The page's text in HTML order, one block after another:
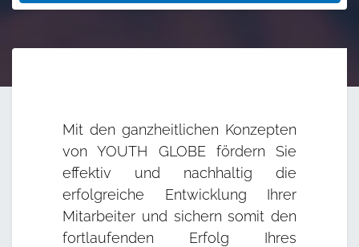
Mit den ganzheitlichen Konzepten
von YOUTH GLOBE fördern Sie
effektiv und nachhaltig die
erfolgreiche Entwicklung Ihrer
Mitarbeiter und sichern somit den
fortlaufenden Erfolg Ihres